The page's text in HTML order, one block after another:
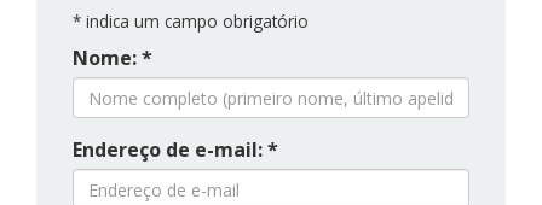
* indica um campo obrigatório
Nome: *
Endereço de e-mail: *